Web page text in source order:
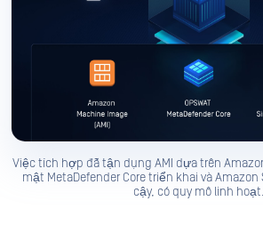
Việc tích hợp đã tận dụng AMI dựa trên
mật MetaDefender Core triển khai và
cậy, có quy mô linh hoạt.